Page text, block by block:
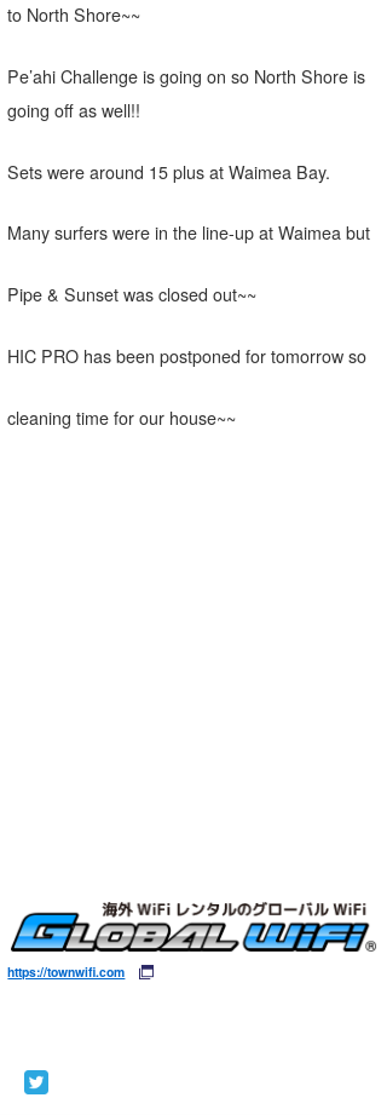
to North Shore~~
Pe’ahi Challenge is going on so North Shore is
going off as well!!
Sets were around 15 plus at Waimea Bay.
Many surfers were in the line-up at Waimea but
Pipe & Sunset was closed out~~
HIC PRO has been postponed for tomorrow so
cleaning time for our house~~
https://townwifi.com